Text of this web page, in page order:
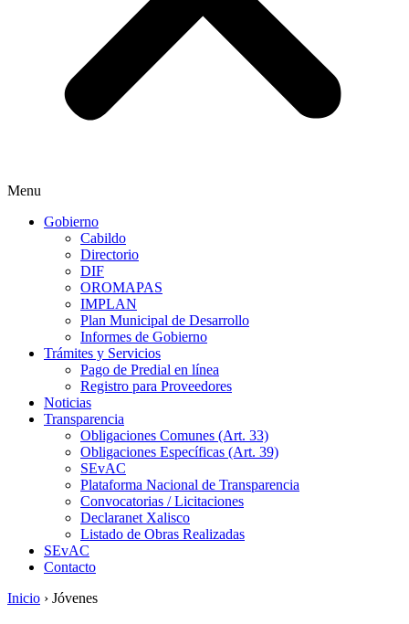
Menu
Gobierno
Cabildo
Directorio
DIF
OROMAPAS
IMPLAN
Plan Municipal de Desarrollo
Informes de Gobierno
Trámites y Servicios
Pago de Predial en línea
Registro para Proveedores
Noticias
Transparencia
Obligaciones Comunes (Art. 33)
Obligaciones Específicas (Art. 39)
SEvAC
Plataforma Nacional de Transparencia
Convocatorias / Licitaciones
Declaranet Xalisco
Listado de Obras Realizadas
SEvAC
Contacto
Inicio › Jóvenes